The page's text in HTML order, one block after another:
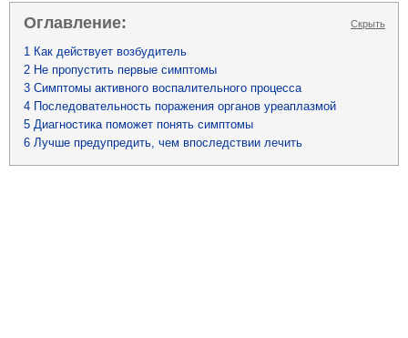
Оглавление: Скрыть
1 Как действует возбудитель
2 Не пропустить первые симптомы
3 Симптомы активного воспалительного процесса
4 Последовательность поражения органов уреаплазмой
5 Диагностика поможет понять симптомы
6 Лучше предупредить, чем впоследствии лечить